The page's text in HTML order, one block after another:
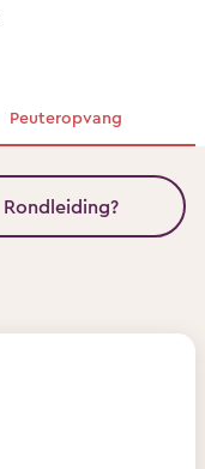
Peuteropvang
Rondleiding?